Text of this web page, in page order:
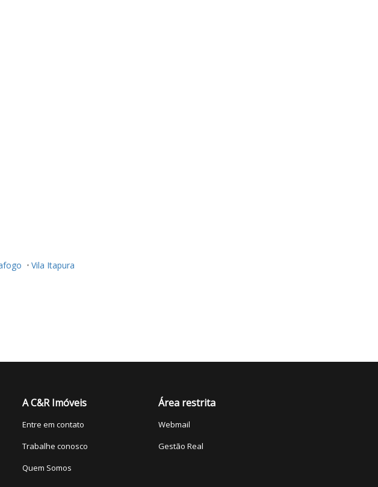
Vila Itapura
A C&R Imóveis
Entre em contato
Trabalhe conosco
Quem Somos
Área restrita
Webmail
Gestão Real